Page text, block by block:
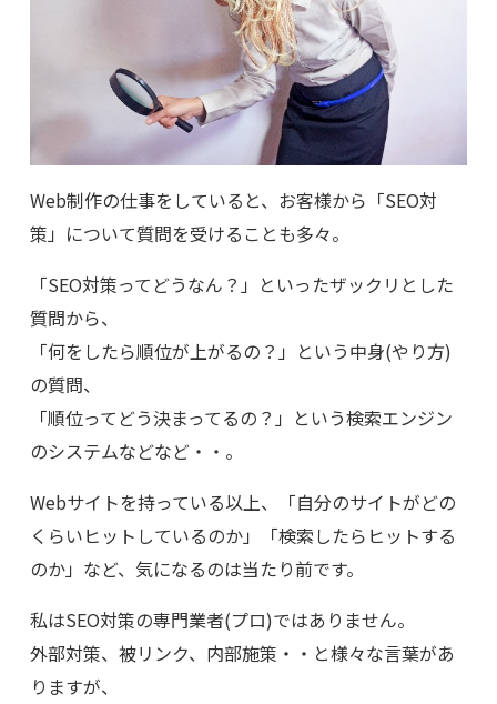
Web制作の仕事をしていると、お客様から「SEO対
策」について質問を受けることも多々。
「SEO対策ってどうなん？」といったザックリとした
質問から、
「何をしたら順位が上がるの？」という中身(やり方)
の質問、
「順位ってどう決まってるの？」という検索エンジン
のシステムなどなど・・。
Webサイトを持っている以上、「自分のサイトがどの
くらいヒットしているのか」「検索したらヒットする
のか」など、気になるのは当たり前です。
私はSEO対策の専門業者(プロ)ではありません。
外部対策、被リンク、内部施策・・と様々な言葉があ
りますが、